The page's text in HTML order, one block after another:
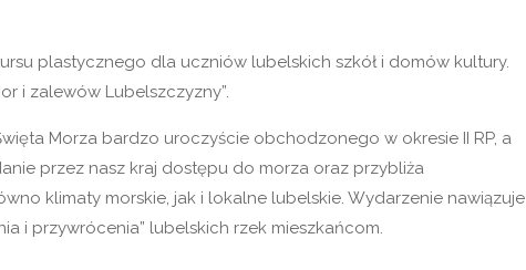
plastycznego dla uczniów lubelskich szkół i domów kultury.
i zalewów Lubelszczyzny”.
Morza bardzo uroczyście obchodzonego w okresie II RP, a
przez nasz kraj dostępu do morza oraz przybliża
klimaty morskie, jak i lokalne lubelskie. Wydarzenie nawiązuje
i przywrócenia” lubelskich rzek mieszkańcom.